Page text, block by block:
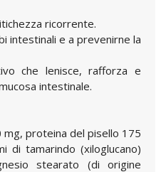
ricorrente.
intestinali e a prevenirne la
che lenisce, rafforza e
intestinale.
mg, proteina del pisello 175
di tamarindo (xiloglucano)
stearato (di origine